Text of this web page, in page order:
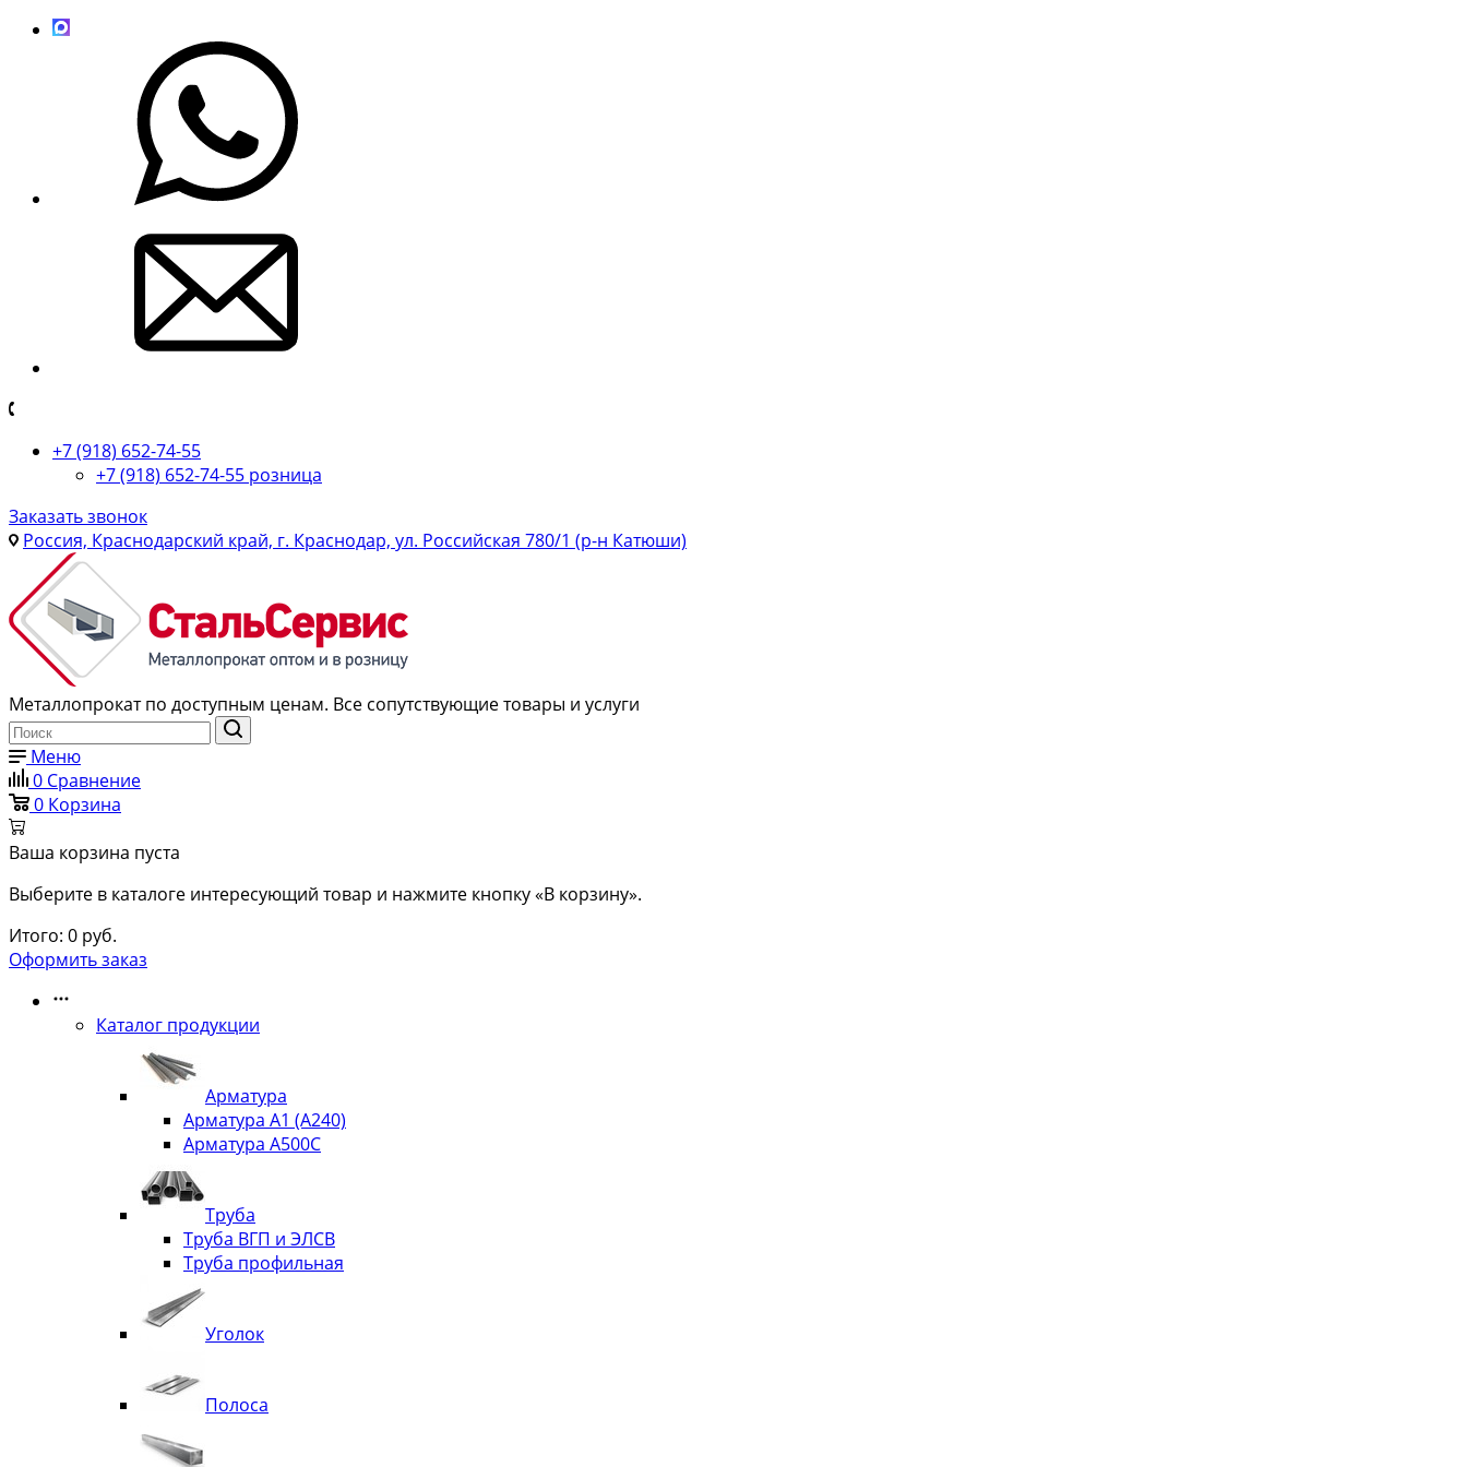
+7 (918) 652-74-55
+7 (918) 652-74-55 розница
Заказать звонок
Россия, Краснодарский край, г. Краснодар, ул. Российская 780/1 (р-н Катюши)
Металлопрокат по доступным ценам. Все сопутствующие товары и услуги
Меню
0 Сравнение
0 Корзина
Ваша корзина пуста
Выберите в каталоге интересующий товар и нажмите кнопку «В корзину».
Итого: 0 руб.
Оформить заказ
Каталог продукции
Арматура
Арматура А1 (А240)
Арматура А500С
Труба
Труба ВГП и ЭЛСВ
Труба профильная
Уголок
Полоса